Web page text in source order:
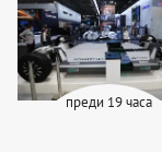
преди 19 часа